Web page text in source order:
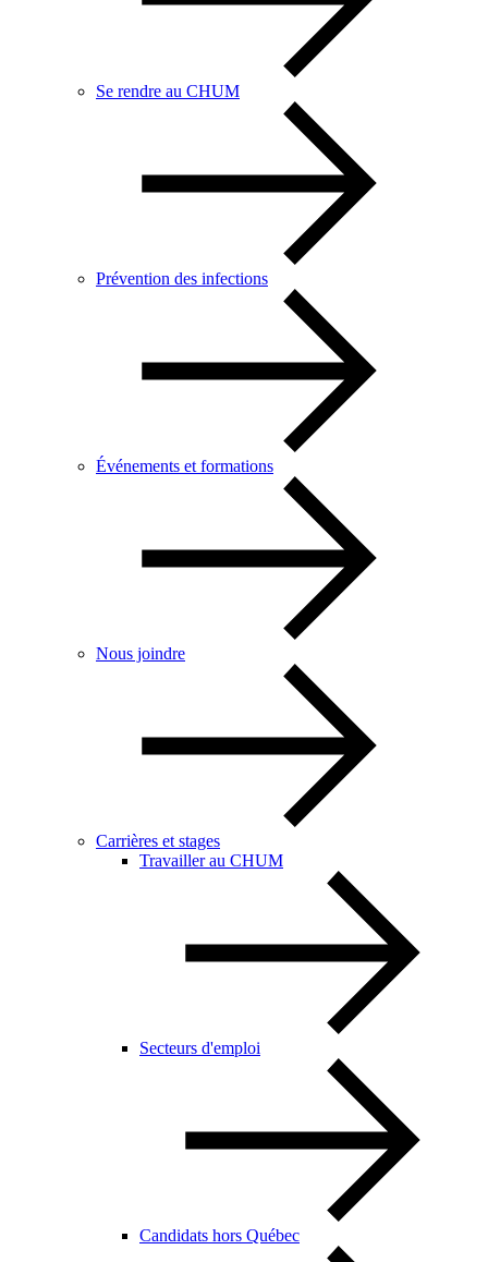
Se rendre au CHUM
Prévention des infections
Événements et formations
Nous joindre
Carrières et stages
Travailler au CHUM
Secteurs d'emploi
Candidats hors Québec